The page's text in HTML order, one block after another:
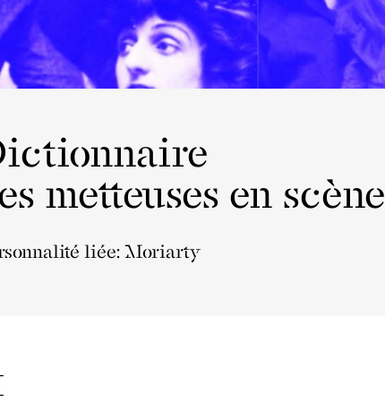
metteuses en scène
liée: Moriarty